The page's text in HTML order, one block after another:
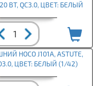
ВТ, QC3.0, ЦВЕТ: БЕЛЫЙ
HOCO J101A, ASTUTE,
ЦВЕТ: БЕЛЫЙ (1/42)